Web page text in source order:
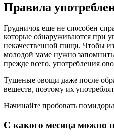
Правила
Грудничок еще не способен
которые обнаруживаются при
некачественной пищи. Чтобы
молодой маме нужно
прежде всего, употребления
Тушеные овощи даже после
веществ, поэтому их
Начинайте пробовать
С какого месяца можно